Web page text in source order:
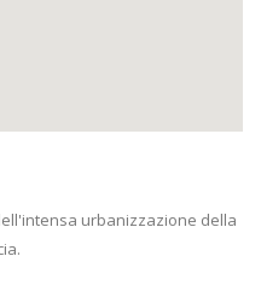
urbanizzazione della